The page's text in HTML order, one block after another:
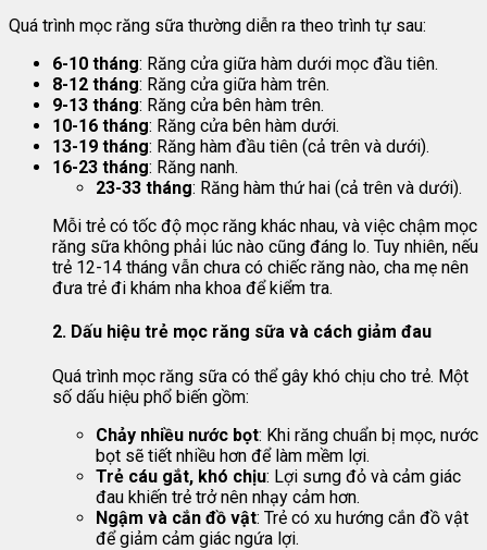
Quá trình mọc răng sữa thường diễn ra theo trình tự sau:
6-10 tháng: Răng cửa giữa hàm dưới mọc đầu tiên.
8-12 tháng: Răng cửa giữa hàm trên.
9-13 tháng: Răng cửa bên hàm trên.
10-16 tháng: Răng cửa bên hàm dưới.
13-19 tháng: Răng hàm đầu tiên (cả trên và dưới).
16-23 tháng: Răng nanh.
23-33 tháng: Răng hàm thứ hai (cả trên và dưới).
Mỗi trẻ có tốc độ mọc răng khác nhau, và việc chậm mọc
răng sữa không phải lúc nào cũng đáng lo. Tuy nhiên, nếu
trẻ 12-14 tháng vẫn chưa có chiếc răng nào, cha mẹ nên
đưa trẻ đi khám nha khoa để kiểm tra.
2. Dấu hiệu trẻ mọc răng sữa và cách giảm đau
Quá trình mọc răng sữa có thể gây khó chịu cho trẻ. Một
số dấu hiệu phổ biến gồm:
Chảy nhiều nước bọt: Khi răng chuẩn bị mọc, nước
bọt sẽ tiết nhiều hơn để làm mềm lợi.
Trẻ cáu gắt, khó chịu: Lợi sưng đỏ và cảm giác
đau khiến trẻ trở nên nhạy cảm hơn.
Ngậm và cắn đồ vật: Trẻ có xu hướng cắn đồ vật
để giảm cảm giác ngứa lợi.